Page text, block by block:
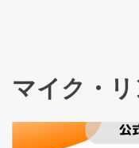
マイク・